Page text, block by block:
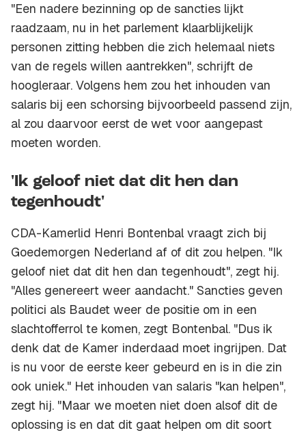
"Een nadere bezinning op de sancties lijkt
raadzaam, nu in het parlement klaarblijkelijk
personen zitting hebben die zich helemaal niets
van de regels willen aantrekken", schrijft de
hoogleraar. Volgens hem zou het inhouden van
salaris bij een schorsing bijvoorbeeld passend zijn,
al zou daarvoor eerst de wet voor aangepast
moeten worden.
'Ik geloof niet dat dit hen dan
tegenhoudt'
CDA-Kamerlid Henri Bontenbal vraagt zich bij
Goedemorgen Nederland af of dit zou helpen. "Ik
geloof niet dat dit hen dan tegenhoudt", zegt hij.
"Alles genereert weer aandacht." Sancties geven
politici als Baudet weer de positie om in een
slachtofferrol te komen, zegt Bontenbal. "Dus ik
denk dat de Kamer inderdaad moet ingrijpen. Dat
is nu voor de eerste keer gebeurd en is in die zin
ook uniek." Het inhouden van salaris "kan helpen",
zegt hij. "Maar we moeten niet doen alsof dit de
oplossing is en dat dit gaat helpen om dit soort